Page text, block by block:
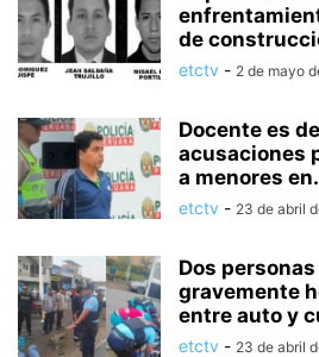
de
etctv - 2 de mayo
Docente es
acusaciones
a menores
etctv - 23 de abril
Dos
gravemente
entre auto y
etctv - 23 de abril